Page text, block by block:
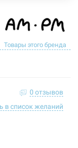
Товары этого бренда
0 отзывов
в список желаний